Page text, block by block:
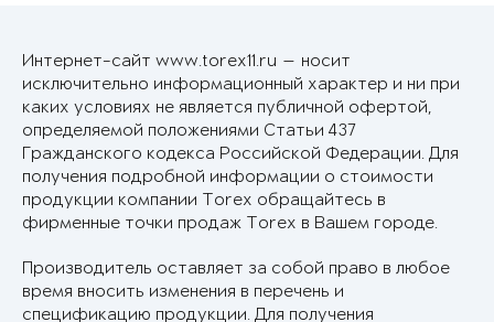
Интернет-сайт www.torex11.ru — носит
исключительно информационный характер и ни при
каких условиях не является публичной офертой,
определяемой положениями Статьи 437
Гражданского кодекса Российской Федерации. Для
получения подробной информации о стоимости
продукции компании Torex обращайтесь в
фирменные точки продаж Torex в Вашем городе.
Производитель оставляет за собой право в любое
время вносить изменения в перечень и
спецификацию продукции. Для получения